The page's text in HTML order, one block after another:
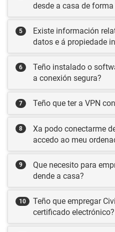
desde a casa de
5
Existe información
datos e á propiedade
6
Teño instalado o
a conexión segura?
7 Teño que ter a VPN
8
Xa podo conectarme
accedo ao meu
9
Que necesito para
dende a casa?
10
Teño que empregar
certificado electrónico?